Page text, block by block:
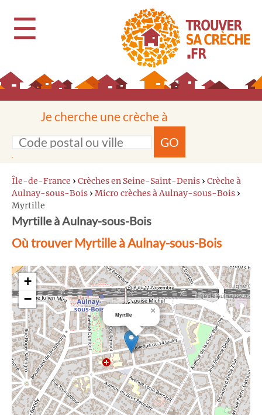
☰
Je cherche une crèche à
GO
Île-de-France › Crèches en Seine-Saint-Denis › Crèche à
Aulnay-sous-Bois › Micro crèches à Aulnay-sous-Bois ›
Myrtille
Myrtille à Aulnay-sous-Bois
Où trouver Myrtille à Aulnay-sous-Bois
Myrtille ×
+
−